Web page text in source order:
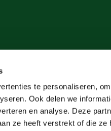
te personaliseren,
Ook delen we
en analyse. Deze
ze heeft verstrekt of die